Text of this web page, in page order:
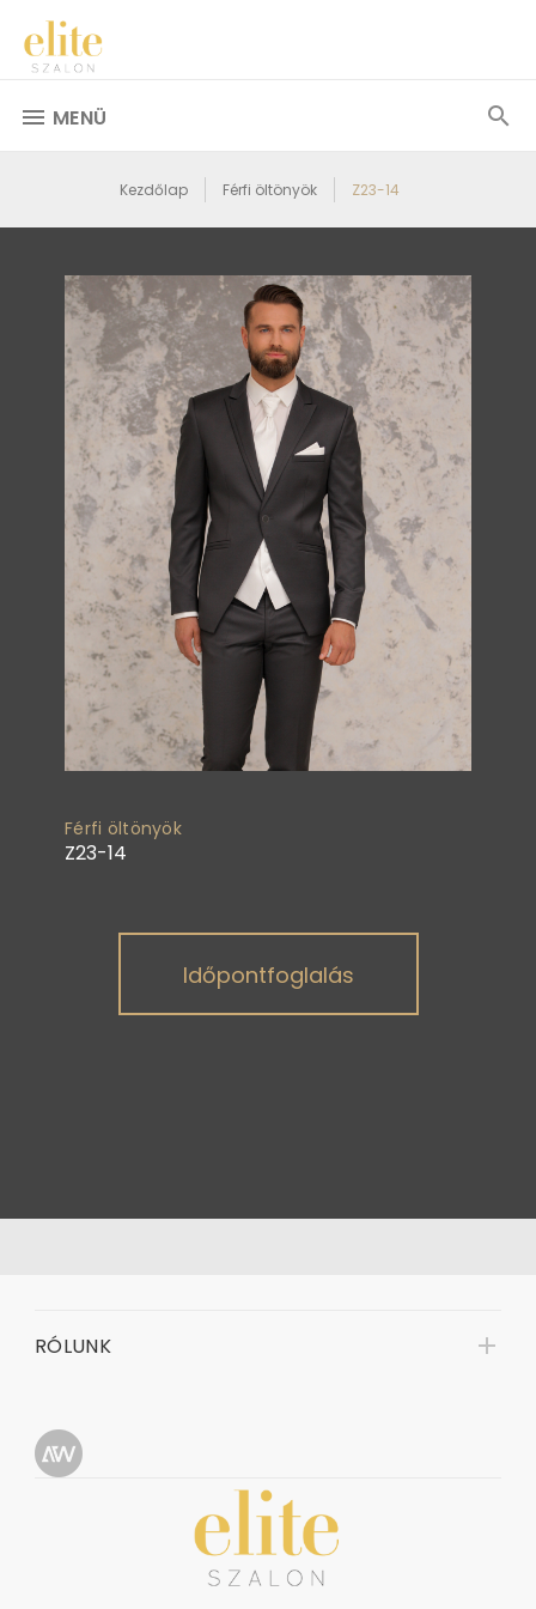
MENÜ
Kezdőlap Férfi öltönyök Z23-14
Férfi öltönyök
Z23-14
Időpontfoglalás
RÓLUNK